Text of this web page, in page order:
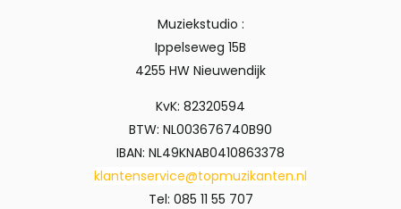
Muziekstudio :
Ippelseweg 15B
4255 HW Nieuwendijk
KvK: 82320594
BTW: NL003676740B90
IBAN: NL49KNAB0410863378
klantenservice@topmuzikanten.nl
Tel: 085 11 55 707